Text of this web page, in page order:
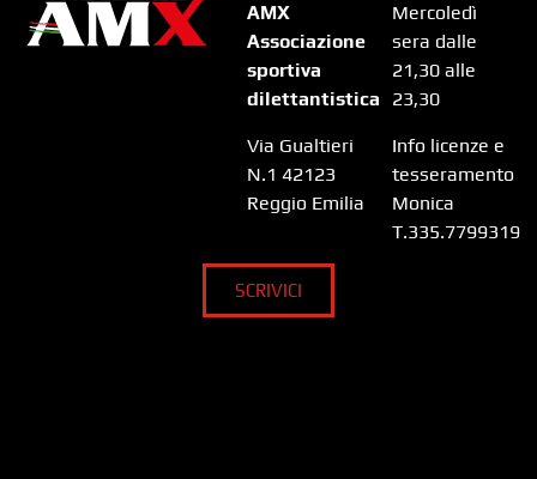
AMX
Associazione
sportiva
dilettantistica
Via Gualtieri
N.1 42123
Reggio Emilia
Mercoledì
sera dalle
21,30 alle
23,30
Info licenze e
tesseramento
Monica
T.335.7799319
SCRIVICI